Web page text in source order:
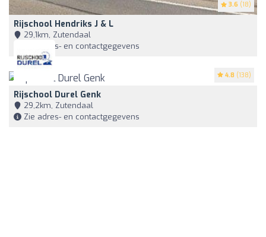
3.6 (18)
Rijschool Hendriks J & L
29,1km, Zutendaal
Zie adres- en contactgegevens
4.8 (138)
Rijschool Durel Genk
29,2km, Zutendaal
Zie adres- en contactgegevens